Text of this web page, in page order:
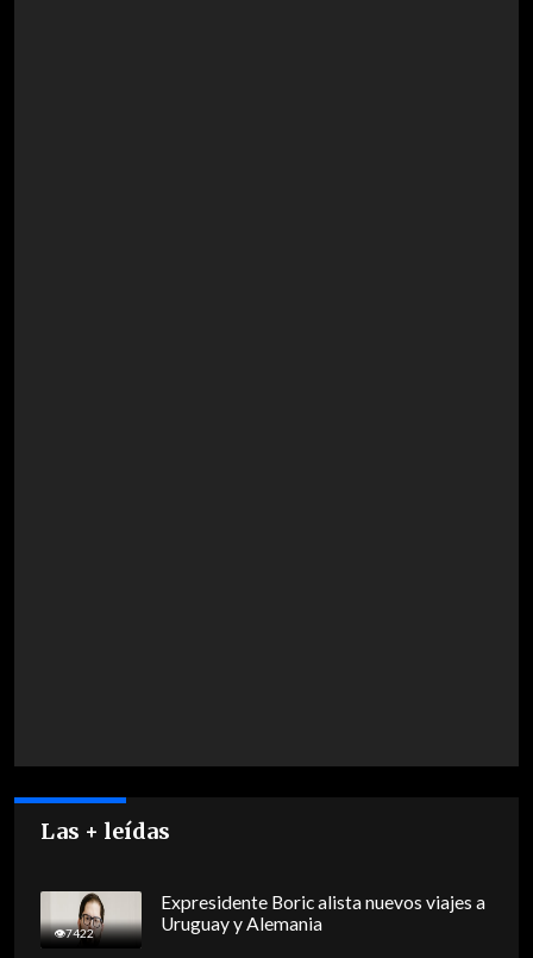
Las + leídas
7422
Expresidente Boric alista nuevos viajes a
Uruguay y Alemania